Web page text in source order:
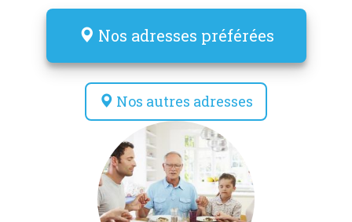
Nos adresses préférées
Nos autres adresses